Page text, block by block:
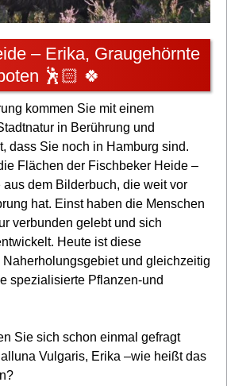
– Erika, Graugehörnte
🕺🏻 🍀
kommen Sie mit einem
in Berührung und
dass Sie noch in Hamburg sind.
Flächen der Fischbeker Heide –
dem Bilderbuch, die weit vor
hat. Einst haben die Menschen
verbunden gelebt und sich
Heute ist diese
und gleichzeitig
spezialisierte Pflanzen-und
Sie sich schon einmal gefragt
Vulgaris, Erika –wie heißt das